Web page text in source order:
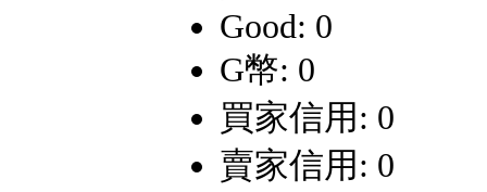
Good: 0
G幣: 0
買家信用: 0
賣家信用: 0